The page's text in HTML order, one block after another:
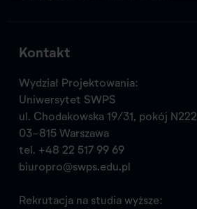
Kontakt
Wydział Projektowania:
Uniwersytet SWPS
ul. Chodakowska 19/31, pokój N222
03-815 Warszawa
tel. +48 22 517 99 69
biuropro@swps.edu.pl
Rekrutacja na studia wyższe: